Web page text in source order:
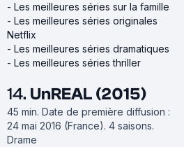
- Les meilleures séries sur la famille
- Les meilleures séries originales
Netflix
- Les meilleures séries dramatiques
- Les meilleures séries thriller
14. UnREAL (2015)
45 min. Date de première diffusion :
24 mai 2016 (France). 4 saisons.
Drame